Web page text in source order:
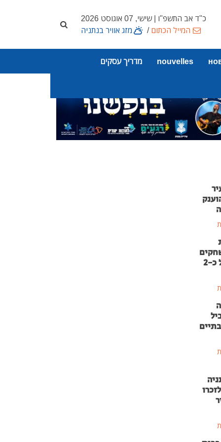
כ"ד אב התשפ"ו | שישי, 07 אוגוסט 2026
המייל הכתום/ מזג אוויר בנתניה
nouvelles מדריך עסקים
בהשקעה של כ-2